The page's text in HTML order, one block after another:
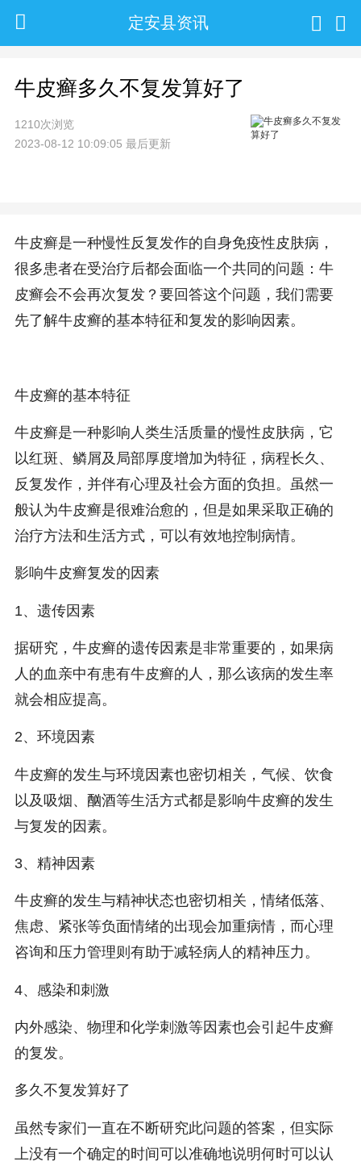
定安县资讯
牛皮癣多久不复发算好了
1210次浏览
2023-08-12 10:09:05 最后更新
牛皮癣是一种慢性反复发作的自身免疫性皮肤病，
很多患者在受治疗后都会面临一个共同的问题：牛
皮癣会不会再次复发？要回答这个问题，我们需要
先了解牛皮癣的基本特征和复发的影响因素。
牛皮癣的基本特征
牛皮癣是一种影响人类生活质量的慢性皮肤病，它
以红斑、鳞屑及局部厚度增加为特征，病程长久、
反复发作，并伴有心理及社会方面的负担。虽然一
般认为牛皮癣是很难治愈的，但是如果采取正确的
治疗方法和生活方式，可以有效地控制病情。
影响牛皮癣复发的因素
1、遗传因素
据研究，牛皮癣的遗传因素是非常重要的，如果病
人的血亲中有患有牛皮癣的人，那么该病的发生率
就会相应提高。
2、环境因素
牛皮癣的发生与环境因素也密切相关，气候、饮食
以及吸烟、酗酒等生活方式都是影响牛皮癣的发生
与复发的因素。
3、精神因素
牛皮癣的发生与精神状态也密切相关，情绪低落、
焦虑、紧张等负面情绪的出现会加重病情，而心理
咨询和压力管理则有助于减轻病人的精神压力。
4、感染和刺激
内外感染、物理和化学刺激等因素也会引起牛皮癣
的复发。
多久不复发算好了
虽然专家们一直在不断研究此问题的答案，但实际
上没有一个确定的时间可以准确地说明何时可以认